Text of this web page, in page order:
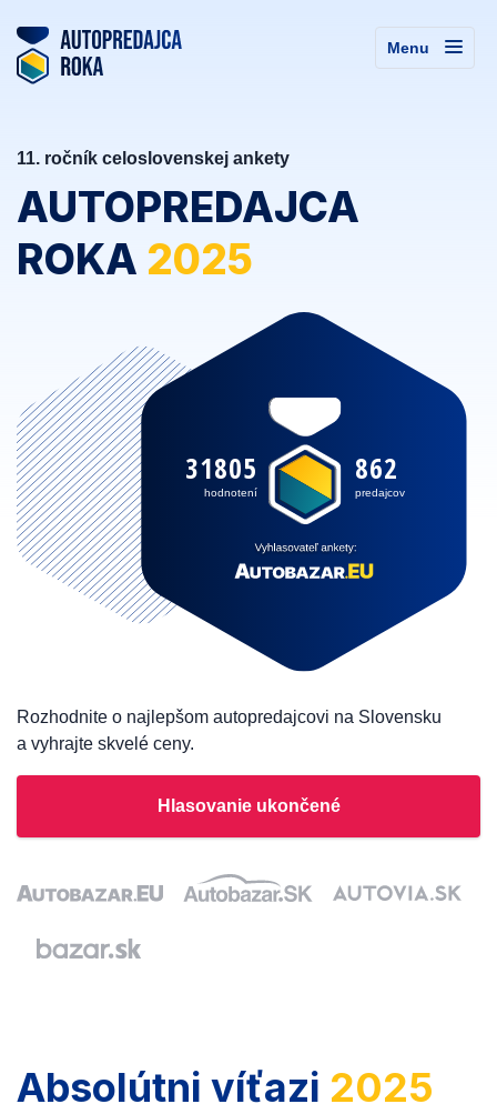
Menu
11. ročník celoslovenskej ankety
AUTOPREDAJCA
ROKA 2025
862
predajcov
31805
hodnotení
Rozhodnite o najlepšom autopredajcovi na Slovensku
a vyhrajte skvelé ceny.
Hlasovanie ukončené
Absolútni víťazi 2025